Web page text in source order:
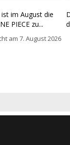
im August die
PIECE zu...
am 7. August 2026